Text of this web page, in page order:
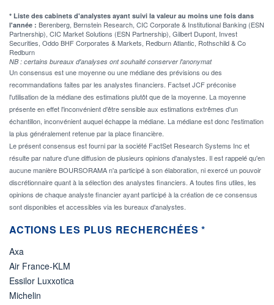
* Liste des cabinets d'analystes ayant suivi la valeur au moins une fois dans
l'année : Berenberg, Bernstein Research, CIC Corporate & Institutional Banking (ESN
Partnership), CIC Market Solutions (ESN Partnership), Gilbert Dupont, Invest
Securities, Oddo BHF Corporates & Markets, Redburn Atlantic, Rothschild & Co
Redburn
NB : certains bureaux d'analyses ont souhaité conserver l'anonymat
Un consensus est une moyenne ou une médiane des prévisions ou des
recommandations faites par les analystes financiers. Factset JCF préconise
l'utilisation de la médiane des estimations plutôt que de la moyenne. La moyenne
présente en effet l'inconvénient d'être sensible aux estimations extrêmes d'un
échantillon, inconvénient auquel échappe la médiane. La médiane est donc l'estimation
la plus généralement retenue par la place financière.
Le présent consensus est fourni par la société FactSet Research Systems Inc et
résulte par nature d'une diffusion de plusieurs opinions d'analystes. Il est rappelé qu'en
aucune manière BOURSORAMA n'a participé à son élaboration, ni exercé un pouvoir
discrétionnaire quant à la sélection des analystes financiers. A toutes fins utiles, les
opinions de chaque analyste financier ayant participé à la création de ce consensus
sont disponibles et accessibles via les bureaux d'analystes.
ACTIONS LES PLUS RECHERCHÉES *
Axa
Air France-KLM
Essilor Luxxotica
Michelin